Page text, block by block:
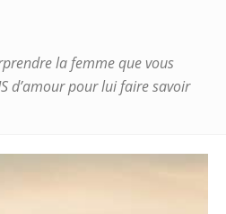
la femme que vous
d’amour pour lui faire savoir